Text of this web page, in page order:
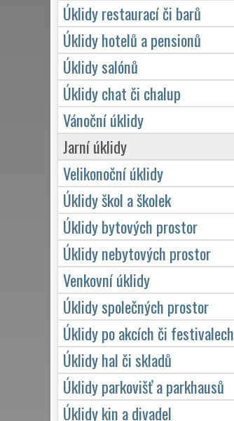
Úklidy restaurací či barů
Úklidy hotelů a pensionů
Úklidy salónů
Úklidy chat či chalup
Vánoční úklidy
Jarní úklidy
Velikonoční úklidy
Úklidy škol a školek
Úklidy bytových prostor
Úklidy nebytových prostor
Venkovní úklidy
Úklidy společných prostor
Úklidy po akcích či festivalech
Úklidy hal či skladů
Úklidy parkovišť a parkhausů
Úklidy kin a divadel